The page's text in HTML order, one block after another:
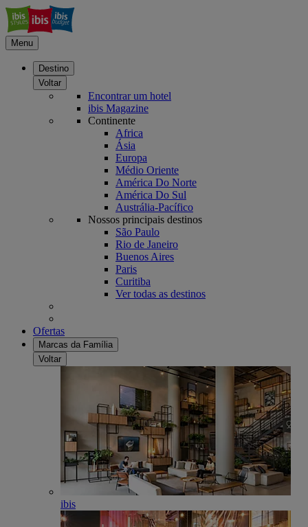
Menu
Destino
Voltar
Encontrar um hotel
ibis Magazine
Continente
Africa
Ásia
Europa
Médio Oriente
América Do Norte
América Do Sul
Austrália-Pacífico
Nossos principais destinos
São Paulo
Rio de Janeiro
Buenos Aires
Paris
Curitiba
Ver todas as destinos
Ofertas
Marcas da Família
Voltar
ibis